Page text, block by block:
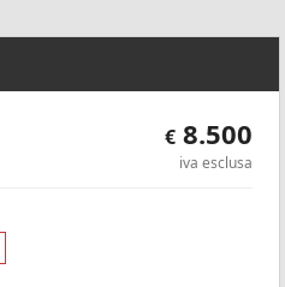
€8.500
iva esclusa